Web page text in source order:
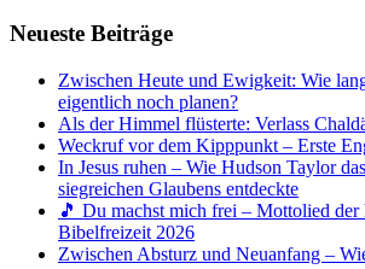
Neueste Beiträge
Zwischen Heute und Ewigkeit: Wie
eigentlich noch planen?
Als der Himmel flüsterte: Verlass
Weckruf vor dem Kipppunkt – Erste
In Jesus ruhen – Wie Hudson Taylor
siegreichen Glaubens entdeckte
🎵 Du machst mich frei – Mottolied
Bibelfreizeit 2026
Zwischen Absturz und Neuanfang –